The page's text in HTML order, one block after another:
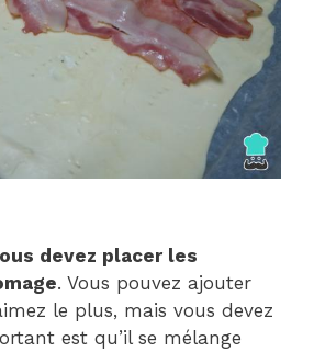
devez placer les
. Vous pouvez ajouter
le plus, mais vous devez
est qu’il se mélange